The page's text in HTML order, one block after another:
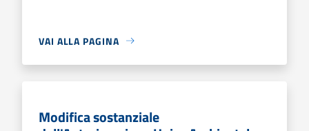
VAI ALLA PAGINA
Modifica sostanziale